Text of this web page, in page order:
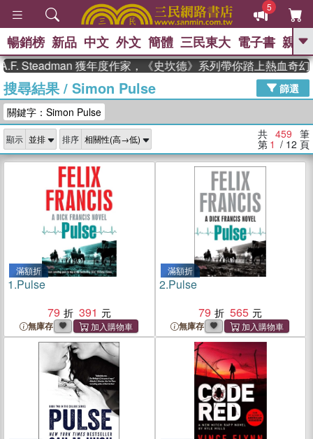
5
GO
熱搜： 高希均教授回憶錄
、 The Odyssey 、 父親節 、 如果歷
獎 臺灣漫遊錄 、 方念華 、 台灣的李
登輝時代
數學女孩：黎曼猜想 、
偉大的迷走神經
暢銷榜 新品 中文 外文 簡體 三民東大 電子書 親子
獲年度作家，《史坎德》系列帶你踏上熱血奇幻旅程
搜尋結果/ Simon Pulse
篩選
關鍵字：Simon Pulse
顯示 排序 共 459 筆
第 1 / 12 頁
滿額折
1.Pulse
79
391
無庫存
滿額折
2.Pulse
79
565
無庫存